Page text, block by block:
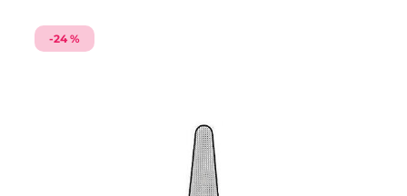
-24 %